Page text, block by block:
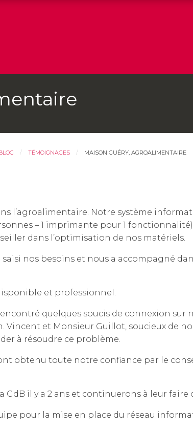
TÉMOIGNAGES MAISON GUÉRY, AGROALIMENTAIRE
l’agroalimentaire. Notre système
– 1 imprimante pour 1
dans l’optimisation de nos matériels.
nos besoins et nous a accompagné
et professionnel.
quelques soucis de connexion
Vincent et Monsieur Guillot, soucieux de
à résoudre ce problème.
obtenu toute notre confiance par le
il y a 2 ans et continuerons à leur faire
pour la mise en place du réseau